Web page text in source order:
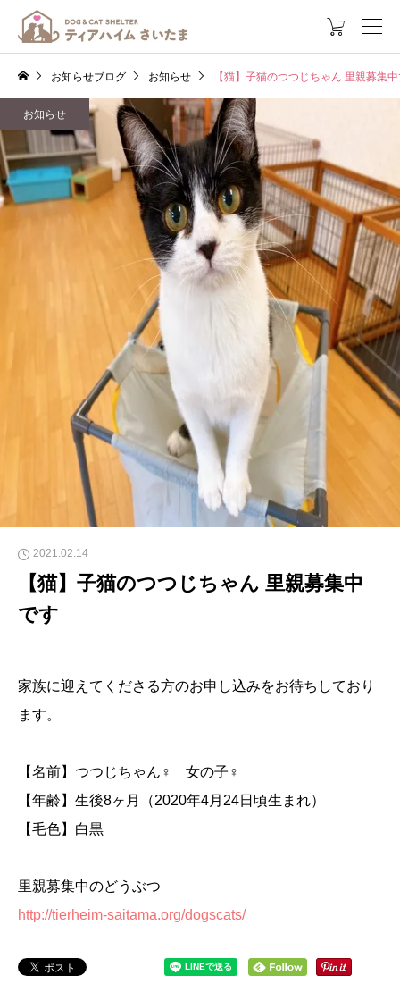

お知らせブログ お知らせ 【猫】子猫のつつじちゃん 里親募集
お知らせ
2021.02.14
【猫】子猫のつつじちゃん 里親募集中
です
家族に迎えてくださる方のお申し込みをお待ちしており
ます。
【名前】つつじちゃん♀ 女の子♀
【年齢】生後8ヶ月（2020年4月24日頃生まれ）
【毛色】白黒
里親募集中のどうぶつ
http://tierheim-saitama.org/dogscats/